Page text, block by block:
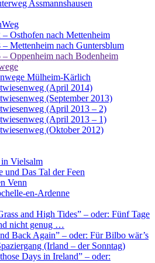
Assmannshausen
– Osthofen nach Mettenheim
– Mettenheim nach Guntersblum
– Oppenheim nach Bodenheim
Mülheim-Kärlich
(April 2014)
(September 2013)
(April 2013 – 2)
(April 2013 – 1)
(Oktober 2012)
Vielsalm
und Das Tal der Feen
Venn
en-Ardenne
and High Tides” – oder: Fünf Tage
nicht genug …
Back Again” – oder: Für Bilbo wär’s
(Irland – der Sonntag)
Days in Ireland” – oder: